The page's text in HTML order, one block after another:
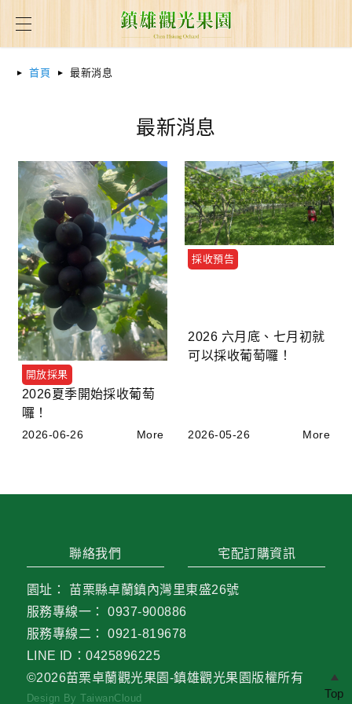
首頁 最新消息
最新消息
開放採果
2026夏季開始採收葡萄
囉！
2026-06-26 More
採收預告
2026 六月底、七月初就
可以採收葡萄囉！
2026-05-26 More
Top
聯絡我們 宅配訂購資訊
園址：
苗栗縣卓蘭鎮內灣里東盛26號
服務專線一：
0937-900886
服務專線二：
0921-819678
LINE ID：0425896225
©2026苗栗卓蘭觀光果園-鎮雄觀光果園 版權所有
Design By TaiwanCloud